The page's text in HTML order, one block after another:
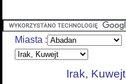
Miasta :
Irak, Kuwejt